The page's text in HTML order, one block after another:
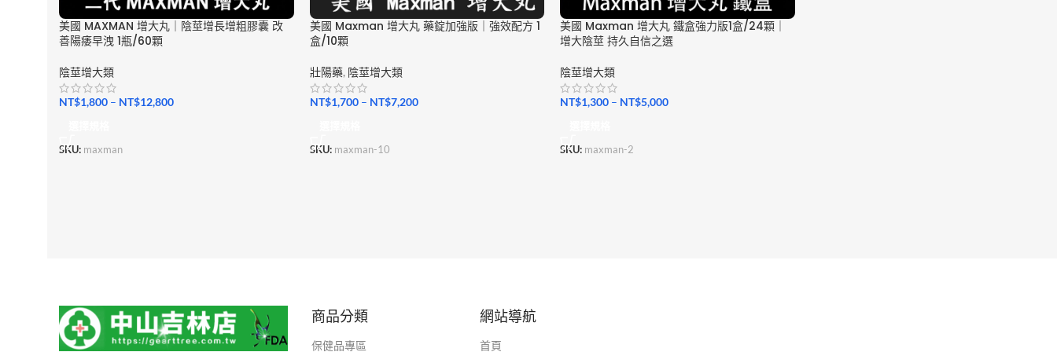
美國 MAXMAN 增大丸｜陰莖增長增粗膠囊 改
善陽痿早洩 1瓶/60顆
陰莖增大類
NT$1,800 – NT$12,800
SKU: maxman
美國 Maxman 增大丸 藥錠加強版｜強效配方 1
盒/10顆
壯陽藥, 陰莖增大類
NT$1,700– NT$7,200
SKU: maxman-10
美國 Maxman 增大丸 鐵盒強力版1盒/24顆｜
增大陰莖 持久自信之選
陰莖增大類
NT$1,300 – NT$5,000
SKU: maxman-2
商品分類
保健品專區
網站導航
首頁